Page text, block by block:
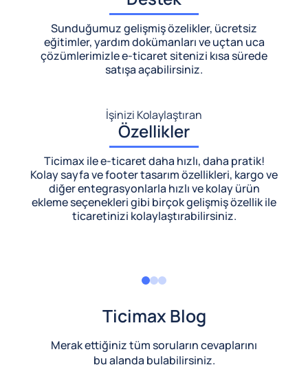
Sunduğumuz gelişmiş özelikler, ücretsiz
eğitimler, yardım dokümanları ve uçtan uca
çözümlerimizlee-ticaret sitenizi kısa sürede
satışa açabilirsiniz.
İşinizi Kolaylaştıran
Özellikler
Ticimax ile e-ticaret daha hızlı, daha pratik!
Kolay sayfa ve footer tasarım özellikleri, kargo ve
diğer entegrasyonlarla hızlı ve kolay ürün
ekleme seçenekleri gibi birçok gelişmiş özellik ile
ticaretinizi kolaylaştırabilirsiniz.
Ticimax Blog
Merak ettiğiniz tüm soruların cevaplarını
bu alanda bulabilirsiniz.